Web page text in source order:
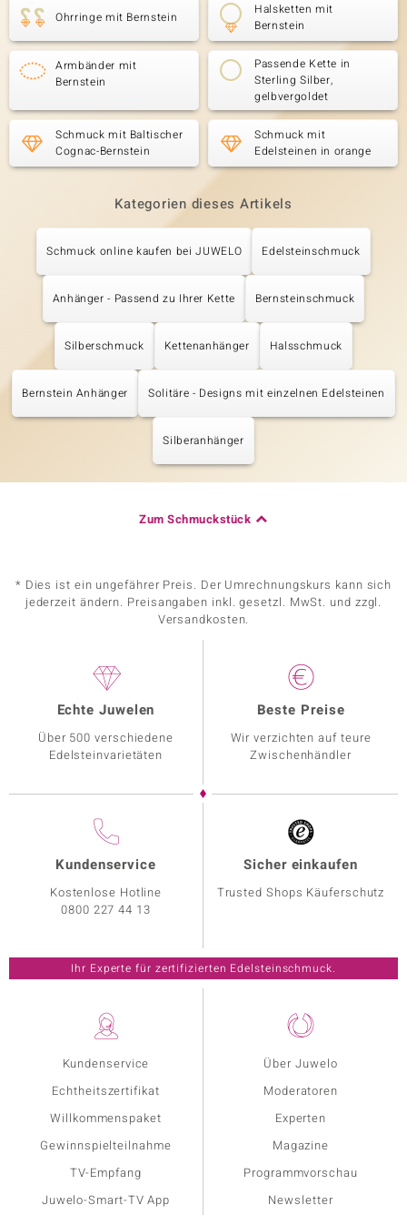
Ohrringe mit Bernstein
Halsketten mit
Bernstein
Armbänder mit
Bernstein
Passende Kette in
Sterling Silber,
gelbvergoldet
Schmuck mit Baltischer
Cognac-Bernstein
Schmuck mit
Edelsteinen in orange
Kategorien dieses Artikels
Schmuck online kaufen bei JUWELO Edelsteinschmuck
Anhänger - Passend zu Ihrer Kette Bernsteinschmuck
Silberschmuck Kettenanhänger Halsschmuck
Bernstein Anhänger Solitäre - Designs mit einzelnen Edelsteinen
Silberanhänger
Zum Schmuckstück
* Dies ist ein ungefährer Preis. Der Umrechnungskurs kann sich
jederzeit ändern. Preisangaben inkl. gesetzl. MwSt. und zzgl.
Versandkosten.
Kundenservice
Echtheitszertifikat
Willkommenspaket
Gewinnspielteilnahme
TV-Empfang
Juwelo-Smart-TV App
Über Juwelo
Moderatoren
Experten
Magazine
Programmvorschau
Newsletter
Echte Juwelen
Über 500 verschiedene
Edelsteinvarietäten
Beste Preise
Wir verzichten auf teure
Zwischenhändler
Kundenservice
Kostenlose Hotline
0800 227 44 13
Sicher einkaufen
Trusted Shops Käuferschutz
Ihr Experte für zertifizierten Edelsteinschmuck.